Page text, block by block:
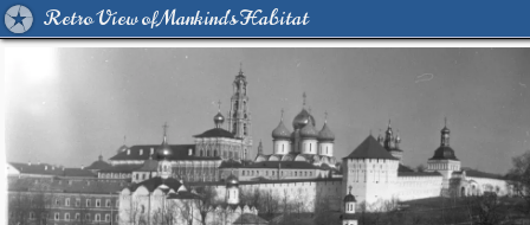
Retro View of Mankind's Habitat